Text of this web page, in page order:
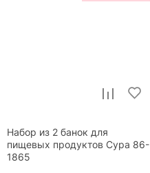
Набор из 2 банок для
пищевых продуктов Сура 86-
1865